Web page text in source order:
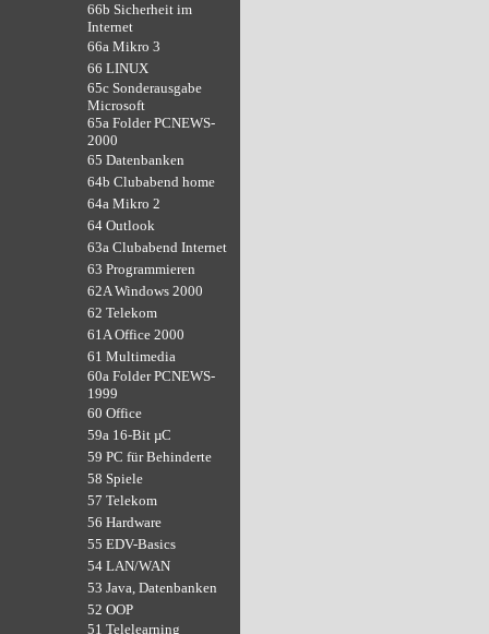
66b Sicherheit im
Internet
66a Mikro 3
66 LINUX
65c Sonderausgabe
Microsoft
65a Folder PCNEWS-
2000
65 Datenbanken
64b Clubabend home
64a Mikro 2
64 Outlook
63a Clubabend Internet
63 Programmieren
62A Windows 2000
62 Telekom
61A Office 2000
61 Multimedia
60a Folder PCNEWS-
1999
60 Office
59a 16-Bit µC
59 PC für Behinderte
58 Spiele
57 Telekom
56 Hardware
55 EDV-Basics
54 LAN/WAN
53 Java, Datenbanken
52 OOP
51 Telelearning